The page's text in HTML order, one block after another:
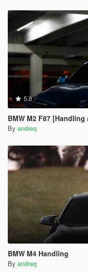
5.0
BMW M2 F87
By andreq
BMW M4 Handling
By andreq